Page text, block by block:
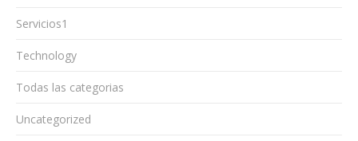
Servicios1
Technology
Todas las categorias
Uncategorized